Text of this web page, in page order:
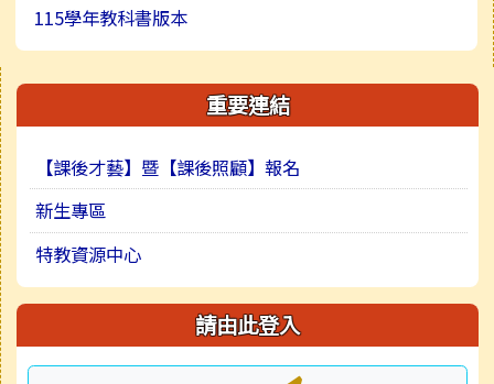
115學年教科書版本
右邊區域內容 重要連結
【課後才藝】暨【課後照顧】報名
新生專區
特教資源中心
請由此登入